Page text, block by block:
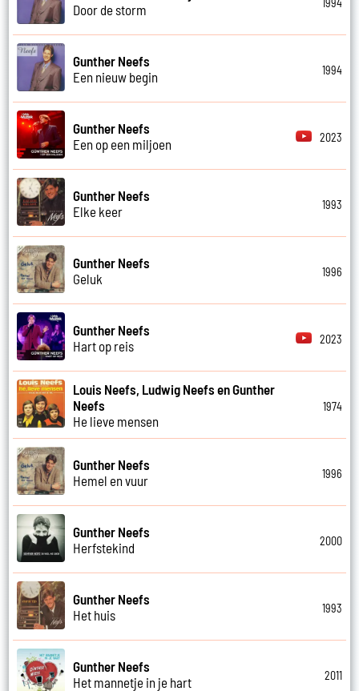
Door de storm
Gunther Neefs
Een nieuw begin
1994
Gunther Neefs
Een op een miljoen
2023
Gunther Neefs
Elke keer
1993
Gunther Neefs
Geluk
1996
Gunther Neefs
Hart op reis
2023
Louis Neefs, Ludwig Neefs en Gunther
Neefs
He lieve mensen
1974
Gunther Neefs
Hemel en vuur
1996
Gunther Neefs
Herfstekind
2000
Gunther Neefs
Het huis
1993
Gunther Neefs
Het mannetje in je hart
2011